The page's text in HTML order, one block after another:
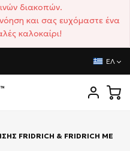
διακοπών.
και σας ευχόμαστε ένα
καλοκαίρι!
ΕΛ
FRIDRICH & FRIDRICH ΜΕ